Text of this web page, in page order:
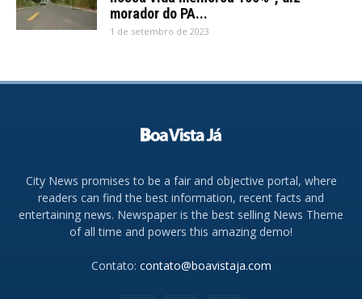
morador do PA...
1 de setembro de 2023
City News promises to be a fair and objective portal, where
readers can find the best information, recent facts and
entertaining news. Newspaper is the best selling News Theme
of all time and powers this amazing demo!
Contato: contato@boavistaja.com